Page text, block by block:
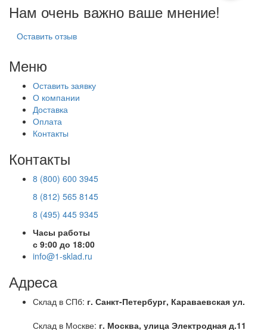
Нам очень важно ваше мнение!
Оставить отзыв
Меню
Оставить заявку
О компании
Доставка
Оплата
Контакты
Контакты
8 (800) 600 3945
8 (812) 565 8145
8 (495) 445 9345
Часы работы
с 9:00 до 18:00
info@1-sklad.ru
Адреса
Склад в СПб: г. Санкт-Петербург, Караваевская ул.
Склад в Москве: г. Москва, улица Электродная д.11